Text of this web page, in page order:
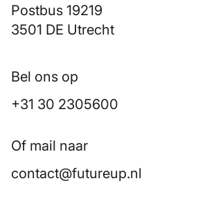
Postbus 19219
3501 DE Utrecht
Bel ons op
+31 30 2305600
Of mail naar
contact@futureup.nl